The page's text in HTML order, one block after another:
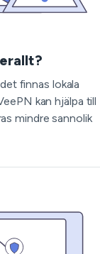
finnas lokala
kan hjälpa till
mindre sannolik